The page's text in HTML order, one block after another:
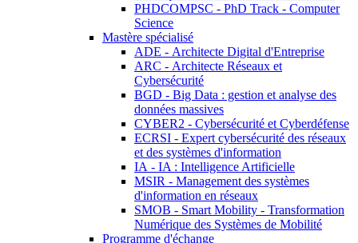
PHDCOMPSC - PhD Track - Computer
Science
Mastère spécialisé
ADE - Architecte Digital d'Entreprise
ARC - Architecte Réseaux et
Cybersécurité
BGD - Big Data : gestion et analyse des
données massives
CYBER2 - Cybersécurité et Cyberdéfense
ECRSI - Expert cybersécurité des réseaux
et des systèmes d'information
IA - IA : Intelligence Artificielle
MSIR - Management des systèmes
d'information en réseaux
SMOB - Smart Mobility - Transformation
Numérique des Systèmes de Mobilité
Programme d'échange